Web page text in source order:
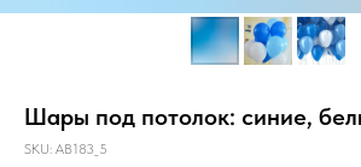
Шары под потолок: синие,
SKU: АВ183_5